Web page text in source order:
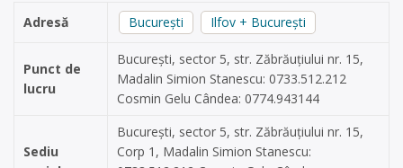
Adresă București Ilfov + București
Punct de
lucru
București, sector 5, str. Zăbrăuțiului nr. 15,
Madalin Simion Stanescu: 0733.512.212
Cosmin Gelu Cândea: 0774.943144
Sediu
București, sector 5, str. Zăbrăuțiului nr. 15,
Corp 1, Madalin Simion Stanescu: